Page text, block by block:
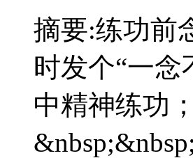
摘要:练功前
时发个“一
中精神练功